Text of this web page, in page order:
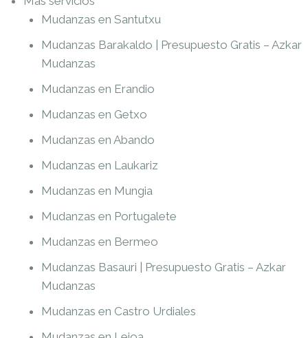
Mudanzas en Santutxu
Mudanzas Barakaldo | Presupuesto Gratis – Azkar
Mudanzas
Mudanzas en Erandio
Mudanzas en Getxo
Mudanzas en Abando
Mudanzas en Laukariz
Mudanzas en Mungia
Mudanzas en Portugalete
Mudanzas en Bermeo
Mudanzas Basauri | Presupuesto Gratis – Azkar
Mudanzas
Mudanzas en Castro Urdiales